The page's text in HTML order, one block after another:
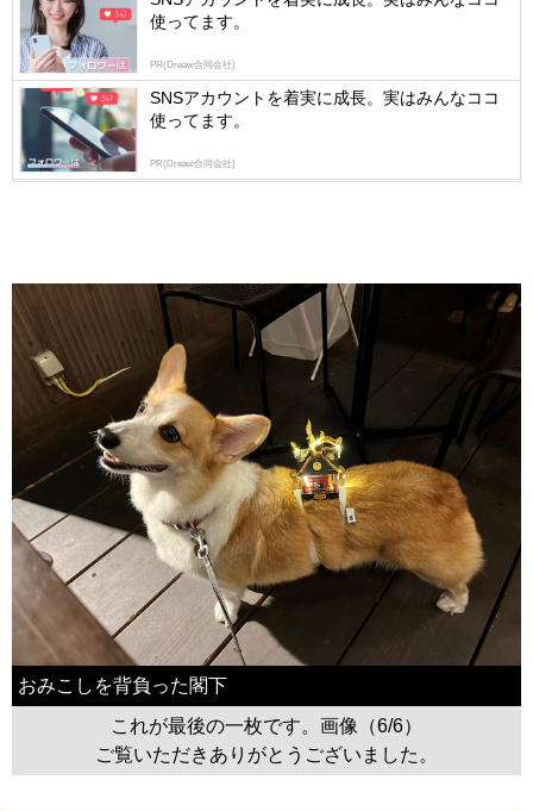
使ってます。
PR(Dreaw合同会社)
SNSアカウントを着実に成長。実はみんなココ
使ってます。
PR(Dreaw合同会社)
おみこしを背負った閣下
これが最後の一枚です。画像（6/6）
ご覧いただきありがとうございました。